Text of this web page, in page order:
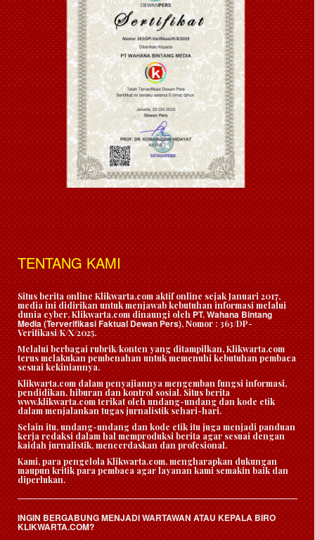
TENTANG KAMI
Situs berita online Klikwarta.com aktif online sejak Januari 2017,
media ini didirikan untuk menjawab kebutuhan informasi melalui
dunia cyber. Klikwarta.com dinaungi oleh PT. Wahana Bintang
Media (Terverifikasi Faktual Dewan Pers), Nomor : 363/DP-
Verifikasi/K/X/2025.
Melalui berbagai rubrik/konten yang ditampilkan, Klikwarta.com
terus melakukan pembenahan untuk memenuhi kebutuhan pembaca
sesuai kekiniannya.
Klikwarta.com dalam penyajiannya mengemban fungsi informasi,
pendidikan, hiburan dan kontrol sosial. Situs berita
www.klikwarta.com terikat oleh undang-undang dan kode etik
dalam menjalankan tugas jurnalistik sehari-hari.
Selain itu, undang-undang dan kode etik itu juga menjadi panduan
kerja redaksi dalam hal memproduksi berita agar sesuai dengan
kaidah jurnalistik, mencerdaskan dan profesional.
Kami, para pengelola Klikwarta.com, mengharapkan dukungan
maupun kritik para pembaca agar layanan kami semakin baik dan
diperlukan.
INGIN BERGABUNG MENJADI WARTAWAN ATAU KEPALA BIRO
KLIKWARTA.COM?